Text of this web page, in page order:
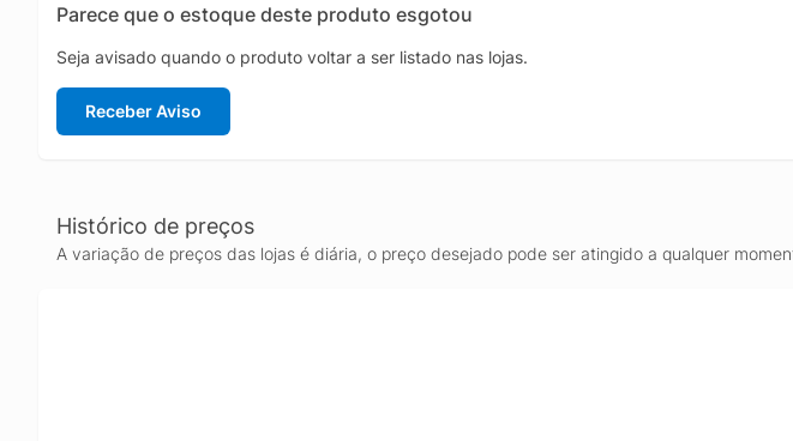
Parece que o estoque deste produto esgotou
Seja avisado quando o produto voltar a ser listado nas lojas.
Receber Aviso
Histórico de preços
A variação de preços das lojas é diária, o preço desejado pode ser atingido a qualquer